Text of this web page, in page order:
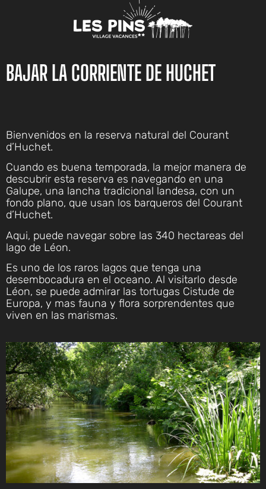
BAJAR LA CORRIENTE DE HUCHET
Bienvenidos en la reserva natural del Courant
d’Huchet.
Cuando es buena temporada, la mejor manera de
descubrir esta reserva es navegando en una
Galupe, una lancha tradicional landesa, con un
fondo plano, que usan los barqueros del Courant
d’Huchet.
Aqui, puede navegar sobre las 340 hectareas del
lago de Léon.
Es uno de los raros lagos que tenga una
desembocadura en el oceano. Al visitarlo desde
Léon, se puede admirar las tortugas Cistude de
Europa, y mas fauna y flora sorprendentes que
viven en las marismas.